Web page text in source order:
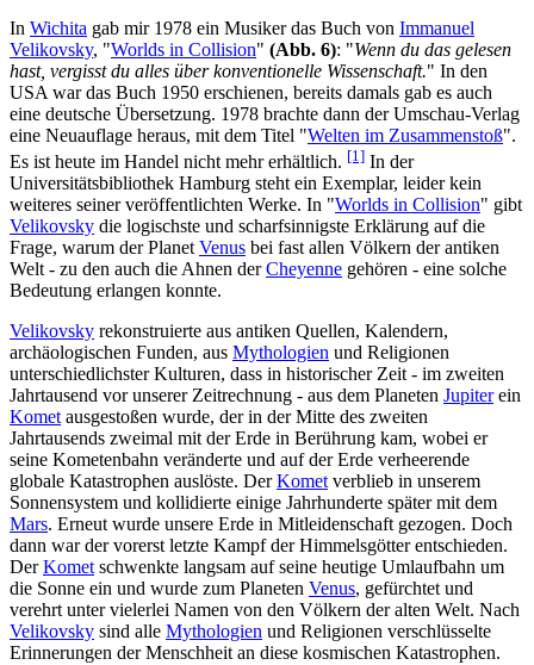
In Wichita gab mir 1978 ein Musiker das Buch von Immanuel
Velikovsky, "Worlds in Collision" (Abb. 6): "Wenn du das gelesen
hast, vergisst du alles über konventionelle Wissenschaft." In den
USA war das Buch 1950 erschienen, bereits damals gab es auch
eine deutsche Übersetzung. 1978 brachte dann der Umschau-Verlag
eine Neuauflage heraus, mit dem Titel "Welten im Zusammenstoß".
Es ist heute im Handel nicht mehr erhältlich. [1] In der
Universitätsbibliothek Hamburg steht ein Exemplar, leider kein
weiteres seiner veröffentlichten Werke. In "Worlds in Collision" gibt
Velikovsky die logischste und scharfsinnigste Erklärung auf die
Frage, warum der Planet Venus bei fast allen Völkern der antiken
Welt - zu den auch die Ahnen derCheyenne gehören - eine solche
Bedeutung erlangen konnte.
Velikovsky rekonstruierte aus antiken Quellen, Kalendern,
archäologischen Funden, aus Mythologien und Religionen
unterschiedlichster Kulturen, dass in historischer Zeit - im zweiten
Jahrtausend vor unserer Zeitrechnung - aus dem Planeten Jupiterein
Komet ausgestoßen wurde, der in der Mitte des zweiten
Jahrtausends zweimal mit der Erde in Berührung kam, wobei er
seine Kometenbahn veränderte und auf der Erde verheerende
globale Katastrophen auslöste. DerKomet verblieb in unserem
Sonnensystem und kollidierte einige Jahrhunderte später mit dem
Mars. Erneut wurde unsere Erde in Mitleidenschaft gezogen. Doch
dann war der vorerst letzte Kampf der Himmelsgötter entschieden.
DerKomet schwenkte langsam auf seine heutige Umlaufbahn um
die Sonne ein und wurde zum Planeten Venus, gefürchtet und
verehrt unter vielerlei Namen von den Völkern der alten Welt. Nach
Velikovsky sind alle Mythologien und Religionen verschlüsselte
Erinnerungen der Menschheit an diese kosmischen Katastrophen.